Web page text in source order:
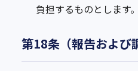
負担するものとします。
第18条（報告および